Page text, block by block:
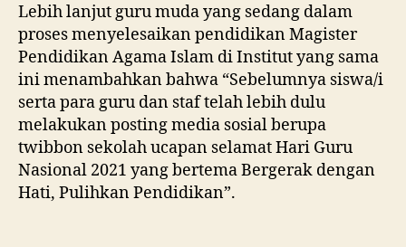
Lebih lanjut guru muda yang sedang dalam
proses menyelesaikan pendidikan Magister
Pendidikan Agama Islam di Institut yang sama
ini menambahkan bahwa “Sebelumnya siswa/i
serta para guru dan staf telah lebih dulu
melakukan posting media sosial berupa
twibbon sekolah ucapan selamat Hari Guru
Nasional 2021 yang bertema Bergerak dengan
Hati, Pulihkan Pendidikan”.